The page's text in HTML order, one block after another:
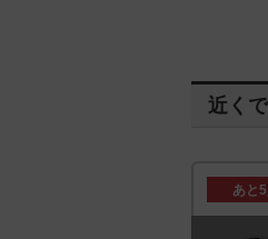
近く
あと